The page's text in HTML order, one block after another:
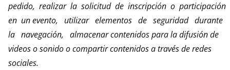
pedido, realizar la solicitud de inscripción o participación
en un evento, utilizar elementos de seguridad durante
la navegación, almacenar contenidos para la difusión de
videos o sonido o compartir contenidos a través de redes
sociales.